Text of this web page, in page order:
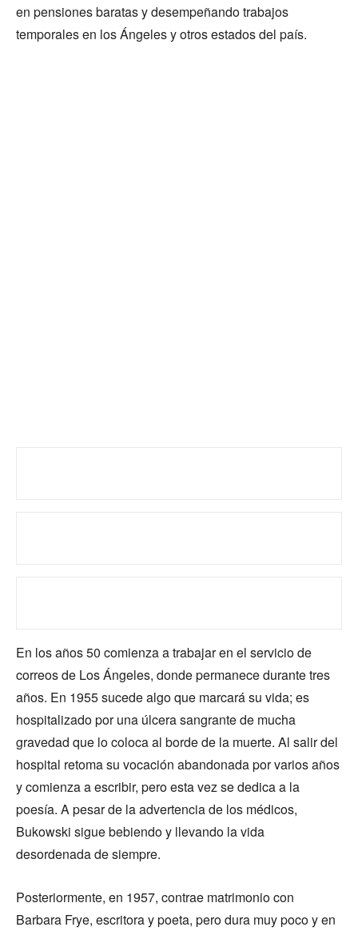
en pensiones baratas y desempeñando trabajos
temporales en los Ángeles y otros estados del país.
En los años 50 comienza a trabajar en el servicio de
correos de Los Ángeles, donde permanece durante tres
años. En 1955 sucede algo que marcará su vida; es
hospitalizado por una úlcera sangrante de mucha
gravedad que lo coloca al borde de la muerte. Al salir del
hospital retoma su vocación abandonada por varios años
y comienza a escribir, pero esta vez se dedica a la
poesía. A pesar de la advertencia de los médicos,
Bukowski sigue bebiendo y llevando la vida
desordenada de siempre.
Posteriormente, en 1957, contrae matrimonio con
Barbara Frye, escritora y poeta, pero dura muy poco y en